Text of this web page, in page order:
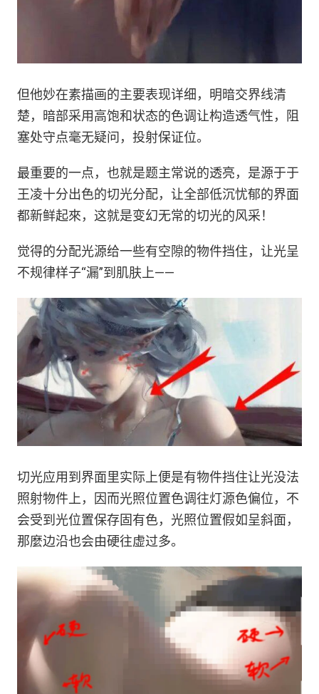
但他妙在素描画的主要表现详细，明暗交界线清
楚，暗部采用高饱和状态的色调让构造透气性，阻
塞处守点毫无疑问，投射保证位。
最重要的一点，也就是题主常说的透亮，是源于于
王凌十分出色的切光分配，让全部低沉忧郁的界面
都新鲜起來，这就是变幻无常的切光的风采！
觉得的分配光源给一些有空隙的物件挡住，让光呈
不规律样子“漏”到肌肤上——
切光应用到界面里实际上便是有物件挡住让光没法
照射物件上，因而光照位置色调往灯源色偏位，不
会受到光位置保存固有色，光照位置假如呈斜面，
那麼边沿也会由硬往虚过多。